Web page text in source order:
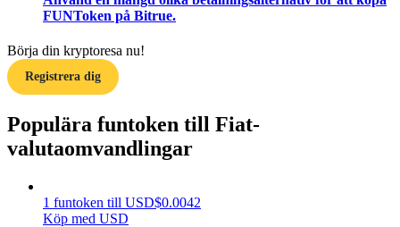
Handelsstrategier
Lär dig hur du håller dig lönsam
FUNToken på Bitrue.
Börja din kryptoresa nu!
Registrera dig
Populära funtoken till Fiat-
valutaomvandlingar
1 funtoken till USD$0.0042
Köp med USD